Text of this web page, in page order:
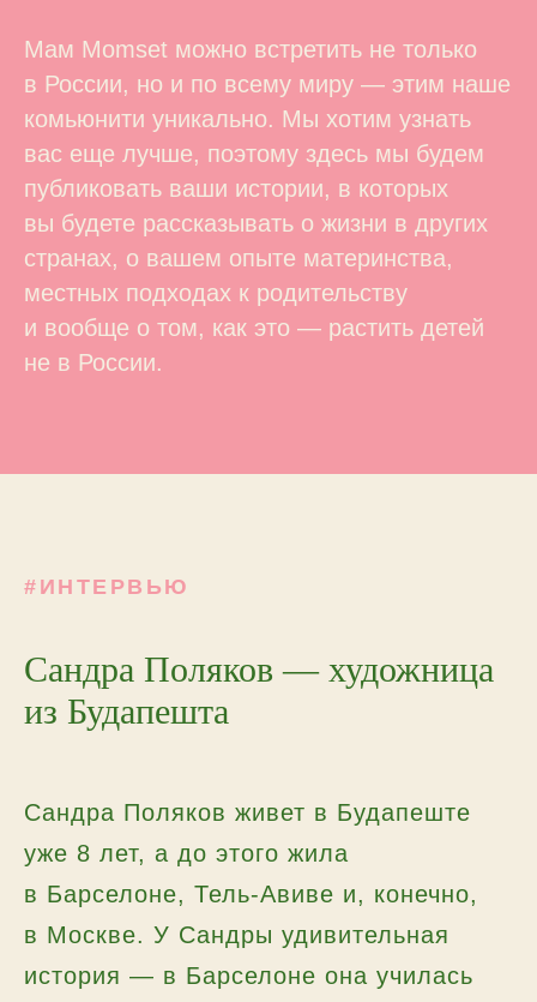
Мам Momset можно встретить не только
в России, но и по всему миру — этим наше
комьюнити уникально. Мы хотим узнать
вас еще лучше, поэтому здесь мы будем
публиковать ваши истории, в которых
вы будете рассказывать о жизни в других
странах, о вашем опыте материнства,
местных подходах к родительству
и вообще о том, как это — растить детей
не в России.
#ИНТЕРВЬЮ
Сандра Поляков — художница
из Будапешта
Сандра Поляков живет в Будапеште
уже 8 лет, а до этого жила
в Барселоне, Тель-Авиве и, конечно,
в Москве. У Сандры удивительная
история — в Барселоне она училась